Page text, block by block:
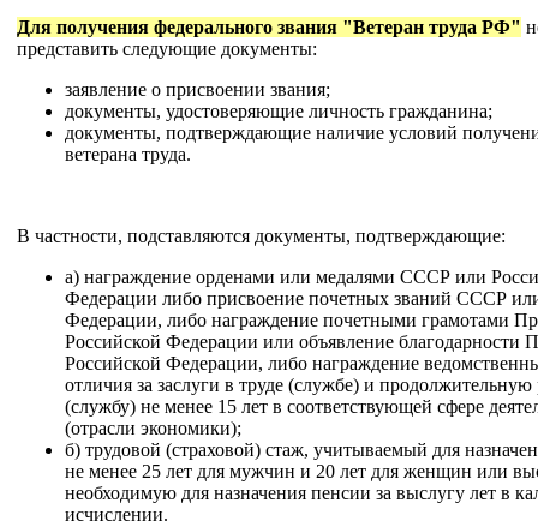
Для получения федерального звания "Ветеран труда РФ"
представить следующие документы:
заявление о присвоении звания;
документы, удостоверяющие личность гражданина;
документы, подтверждающие наличие условий
ветерана труда.
В частности, подставляются документы, подтверждающие:
а) награждение орденами или медалями СССР или
Федерации либо присвоение почетных званий СССР
Федерации, либо награждение почетными грамотами
Российской Федерации или объявление благодарности
Российской Федерации, либо награждение
отличия за заслуги в труде (службе) и продолжительную
(службу) не менее 15 лет в соответствующей сфере
(отрасли экономики);
б) трудовой (страховой) стаж, учитываемый для
не менее 25 лет для мужчин и 20 лет для женщин или
необходимую для назначения пенсии за выслугу лет в
исчислении.